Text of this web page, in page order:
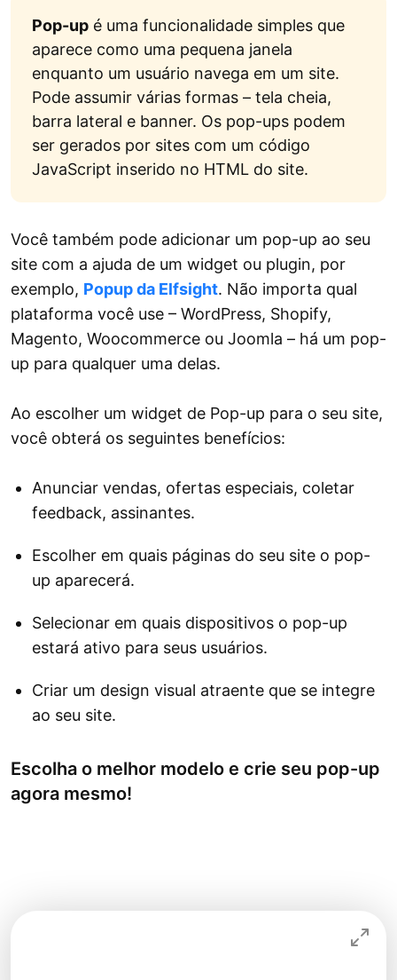
Pop-up é uma funcionalidade simples que
aparece como uma pequena janela
enquanto um usuário navega em um site.
Pode assumir várias formas – tela cheia,
barra lateral e banner. Os pop-ups podem
ser gerados por sites com um código
JavaScript inserido no HTML do site.
Você também pode adicionar um pop-up ao seu
site com a ajuda de um widget ou plugin, por
exemplo, Popup da Elfsight. Não importa qual
plataforma você use – WordPress, Shopify,
Magento, Woocommerce ou Joomla – há um pop-
up para qualquer uma delas.
Ao escolher um widget de Pop-up para o seu site,
você obterá os seguintes benefícios:
Anunciar vendas, ofertas especiais, coletar
feedback, assinantes.
Escolher em quais páginas do seu site o pop-
up aparecerá.
Selecionar em quais dispositivos o pop-up
estará ativo para seus usuários.
Criar um design visual atraente que se integre
ao seu site.
Escolha o melhor modelo e crie seu pop-up
agora mesmo!